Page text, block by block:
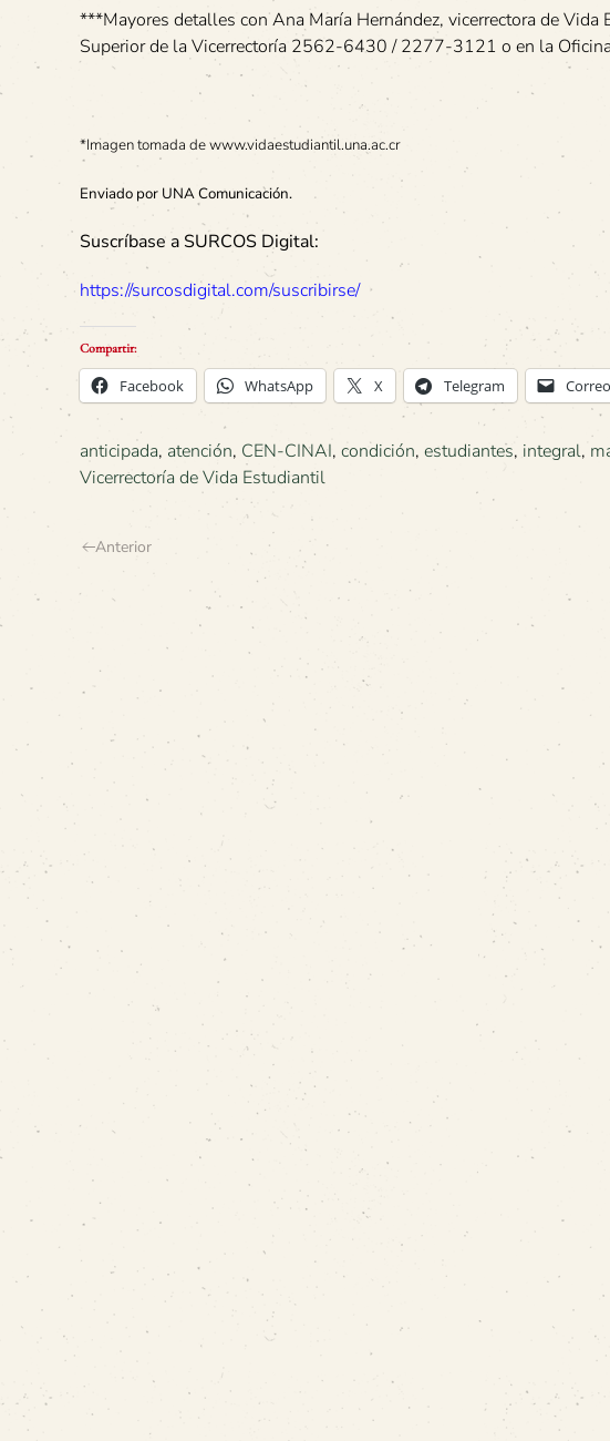
***Mayores detalles con Ana María Hernández, vicerrectora de
Superior de la Vicerrectoría 2562-6430 / 2277-3121 o en la
*Imagen tomada de www.vidaestudiantil.una.ac.cr
Enviado por UNA Comunicación.
Suscríbase a SURCOS Digital:
https://surcosdigital.com/suscribirse/
Compartir:
Facebook WhatsApp X Telegram
anticipada, atención, CEN-CINAI, condición, estudiantes, integral,
Vicerrectoría de Vida Estudiantil
Anterior